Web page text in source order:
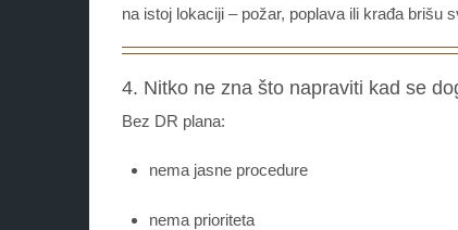
na istoj lokaciji – požar, poplava ili krađa brišu
4. Nitko ne zna što napraviti kad se
Bez DR plana:
nema jasne procedure
nema prioriteta